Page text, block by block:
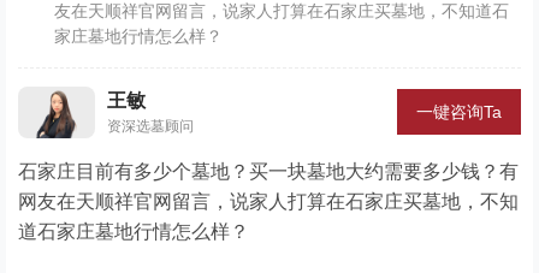
友在天顺祥官网留言，说家人打算在石家庄买墓地，不知道石
家庄墓地行情怎么样？
王敏
资深选墓顾问
一键咨询Ta
石家庄目前有多少个墓地？买一块墓地大约需要多少钱？有
网友在天顺祥官网留言，说家人打算在石家庄买墓地，不知
道石家庄墓地行情怎么样？